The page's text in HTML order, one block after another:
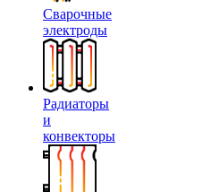
Сварочные
электроды
Радиаторы
и
конвекторы